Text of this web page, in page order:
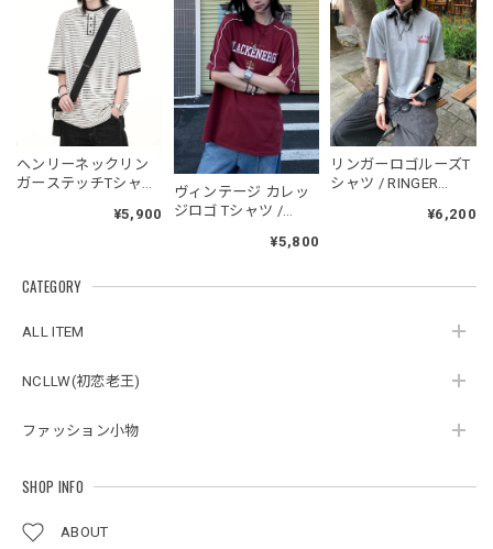
CATEGORY
ALL ITEM
NCLLW(初恋老王)
ファッション小物
SHOP INFO
ABOUT
フーデッドスタジアムジャンバー / Hooded Stadium Jumper
ブラック/L
2026/05/28
NCLLW オリジナルドッグタグネックレス / NCLLW Original Dog Tag Necklace
2026/05/27
スタンドカラーレトロジャケット / Stand Collar Retro Jacket
ブラック/L
ヘンリーネックリン
ガーステッチTシャツ
¥5,900
ヴィンテージ カレッ
ジロゴ Tシャツ /
¥5,800
リンガーロゴルーズT
シャツ / RINGER
¥6,200